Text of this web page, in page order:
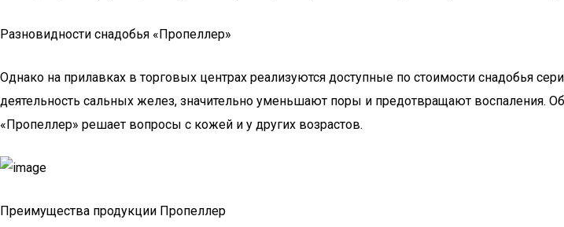
Разновидности снадобья «Пропеллер»
Однако на прилавках в торговых центрах реализуются доступные по стоимости снадобья
деятельность сальных желез, значительно уменьшают поры и предотвращают
«Пропеллер» решает вопросы с кожей и у других возрастов.
Преимущества продукции Пропеллер